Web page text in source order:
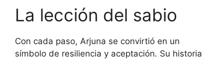
La lección del sabio
Con cada paso, Arjuna se convirtió en un
símbolo de resiliencia y aceptación. Su historia